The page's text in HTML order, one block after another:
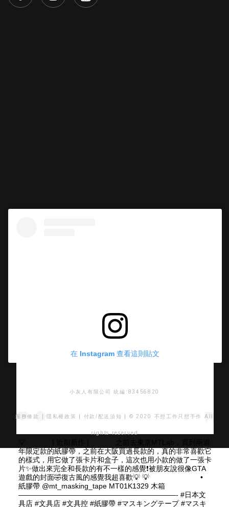
在 Instagram 查看這則貼文
年限定款的紙膠帶，之前在大阪買過長款的，真的非常喜歡它
的樣式，用它做了張卡片和盒子，這次也用小款的做了一張卡
片✨做出來完全和長款的有不一樣的感覺❗️被朋友說很像GTA
遊戲的封面🤣復古風的感覺我超喜歡💡 💡 ⠀⠀ ⠀⠀ ⠀⠀ ⠀⠀ •
紙膠帶 @mt_masking_tape MT01K1329 木箱 ⠀⠀⠀
——————————————————————- #日本文
具店 #文具店 #文具控 #紙膠帶 #マスキングテープ #マスキ
小灰人有限公司 統編:83456820
服務條款 隱私權政策 付款/配送須知 | © 2020 不想工作只想手作 All
rights reserved